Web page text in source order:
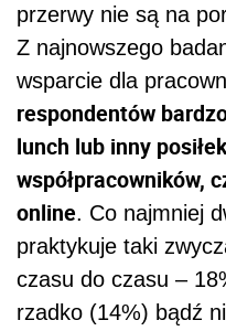
przerwy nie są na
Z najnowszego
wsparcie dla
respondentów
lunch lub inny
współpracowników,
online. Co najmniej
praktykuje taki
czasu do czasu –
rzadko (14%) bądź